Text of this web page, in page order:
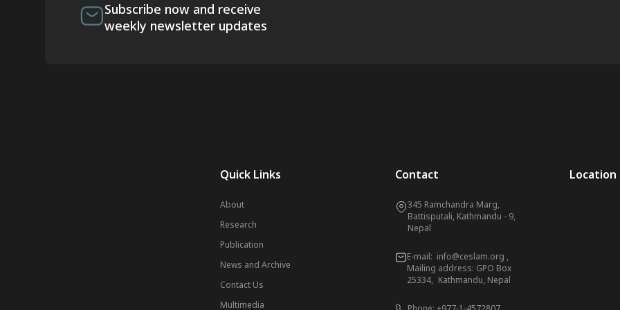
Subscribe now and receive
weekly newsletter updates
Quick Links
About
Research
Publication
News and Archive
Contact Us
Multimedia
Contact
345 Ramchandra Marg,
Battisputali, Kathmandu - 9,
Nepal
E-mail: info@ceslam.org ,
Mailing address: GPO Box
25334, Kathmandu, Nepal
Location